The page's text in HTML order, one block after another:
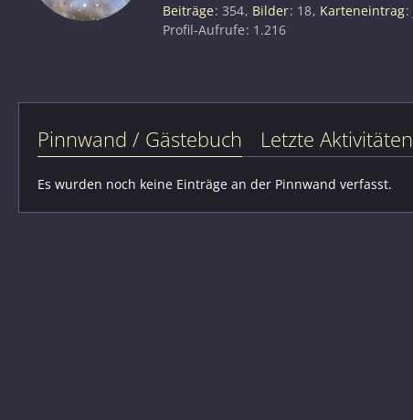
Beiträge 354 Bilder 18 Karteneintrag
Profil-Aufrufe 1.216
Pinnwand / Gästebuch Letzte Aktivitäten
Es wurden noch keine Einträge an der Pinnwand verfasst.